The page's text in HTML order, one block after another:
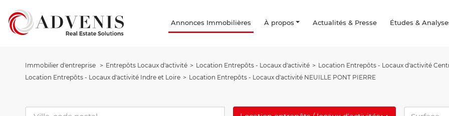
Annonces Immobilières À propos Actualités & Presse Études &
Immobilier d'entreprise Entrepôts Locaux d'activité Location Entrepôts - Locaux d'activité
Location Entrepôts - Locaux d'activité
Location Entrepôts - Locaux d'activité Indre et Loire
Location Entrepôts - Locaux d'activité NEUILLE PONT PIERRE